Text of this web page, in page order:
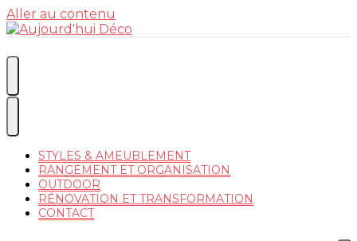
Aller au contenu
Devenez votre propre référence déco !
STYLES & AMEUBLEMENT
RANGEMENT ET ORGANISATION
OUTDOOR
RÉNOVATION ET TRANSFORMATION
CONTACT